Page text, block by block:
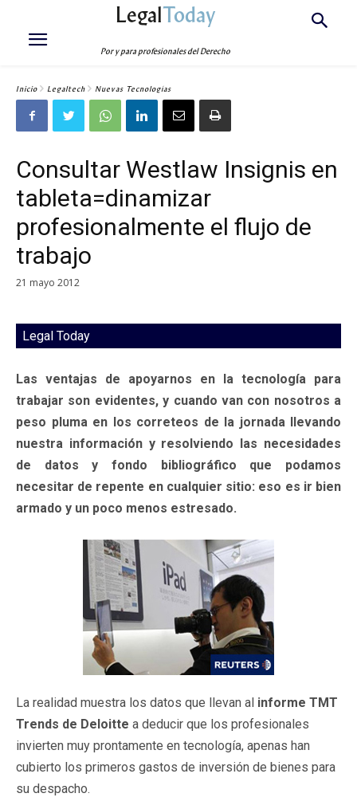
LegalToday
Por y para profesionales del Derecho
Inicio Legaltech Nuevas Tecnologías
Consultar Westlaw Insignis en
tableta=dinamizar
profesionalmente el flujo de
trabajo
21 mayo 2012
Legal Today
Las ventajas de apoyarnos en la tecnología para
trabajar son evidentes, y cuando van con nosotros a
peso pluma en los correteos de la jornada llevando
nuestra información y resolviendo las necesidades
de datos y fondo bibliográfico que podamos
necesitar de repente en cualquier sitio: eso es ir bien
armado y un poco menos estresado.
La realidad muestra los datos que llevan al informe TMT
Trends de Deloitte a deducir que los profesionales
invierten muy prontamente en tecnología, apenas han
cubierto los primeros gastos de inversión de bienes para
su despacho.